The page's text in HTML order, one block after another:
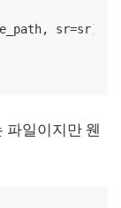
sr=sr)[
파일이지만 웬